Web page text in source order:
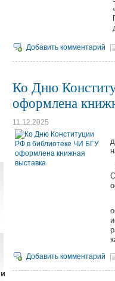
и
Добавить комментарий
Ко Дню
оформлена
11.12.2025
Добавить комментарий